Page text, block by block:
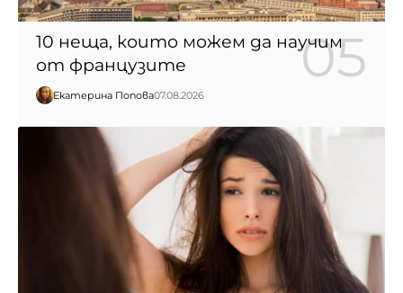
10 неща, които можем да научим
от французите
Екатерина Попова07.08.2026